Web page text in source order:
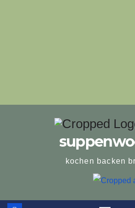
kochen backen